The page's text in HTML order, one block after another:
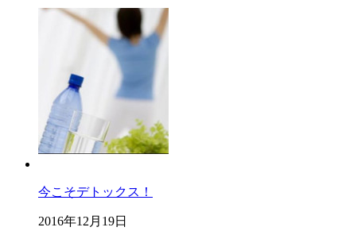
今こそデトックス！
2016年12月19日